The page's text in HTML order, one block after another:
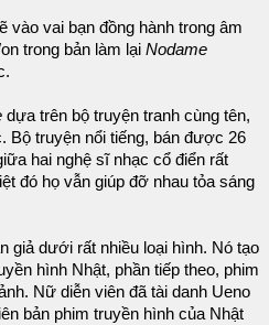
vào vai bạn đồng hành trong âm
trong bản làm lại Nodame
dựa trên bộ truyện tranh cùng tên,
Bộ truyện nổi tiếng, bán được 26
hai nghệ sĩ nhạc cổ điển rất
đó họ vẫn giúp đỡ nhau tỏa sáng
giả dưới rất nhiều loại hình. Nó tạo
hình Nhật, phần tiếp theo, phim
Nữ diễn viên đã tài danh Ueno
bản phim truyền hình của Nhật